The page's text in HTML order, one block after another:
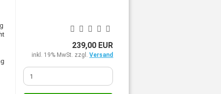
239,00 EUR
inkl. 19% MwSt. zzgl.Versand